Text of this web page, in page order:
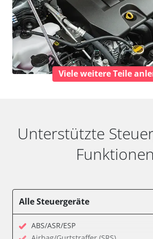
Viele weitere Teile
Unterstützte
Funktionen
Alle Steuergeräte
ABS/ASR/ESP